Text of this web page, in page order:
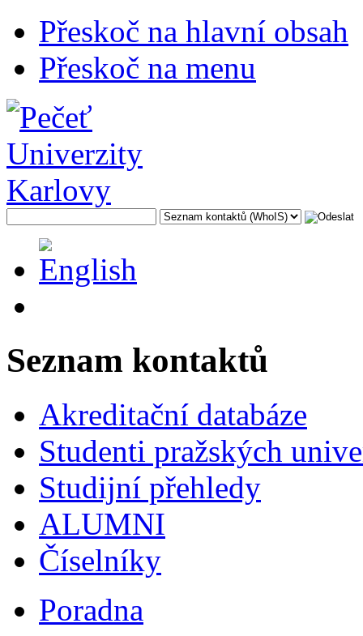
Přeskoč na hlavní obsah
Přeskoč na menu
Seznam kontaktů
Akreditační databáze
Studenti pražských
Studijní přehledy
ALUMNI
Číselníky
Poradna